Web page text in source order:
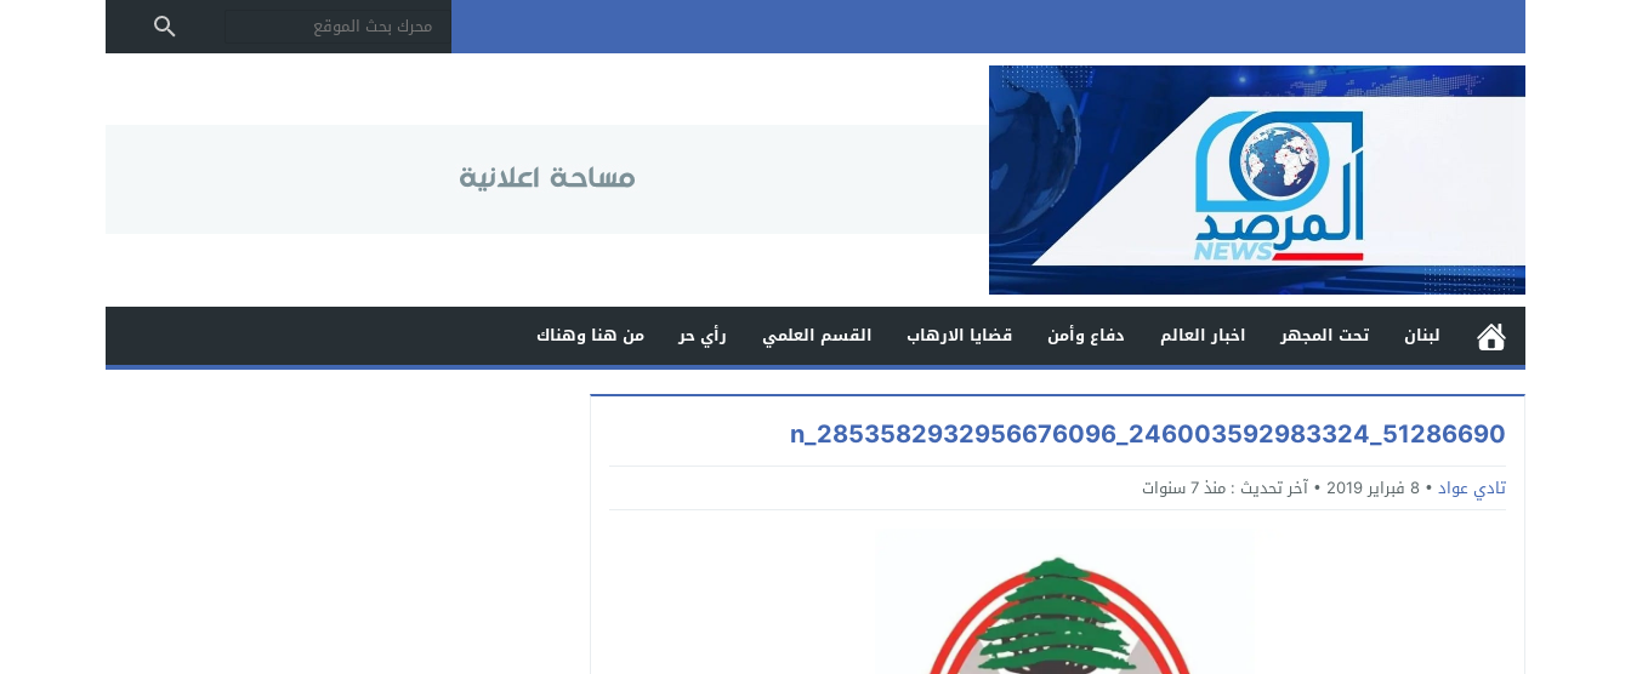
لبنان تحت المجهر اخبار العالم دفاع وأمن قضايا الارهاب القسم العلمي رأي حر من هنا وهناك
51286690_246003592983324_2853582932956676096_n
تادي عواد 8 فبراير 2019 آخر تحديث : منذ 7 سنوات